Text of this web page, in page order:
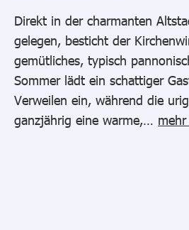
Direkt in der charmanten
gelegen, besticht der
gemütliches, typisch
Sommer lädt ein schattiger
Verweilen ein, während die
ganzjährig eine warme,…